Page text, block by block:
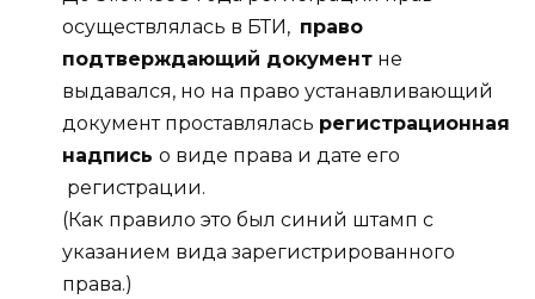
осуществлялась в БТИ, право
подтверждающий документ не
выдавался, но на право устанавливающий
документ проставлялась регистрационная
надпись о виде права и дате его
регистрации.
(Как правило это был синий штамп с
указанием вида зарегистрированного
права.)